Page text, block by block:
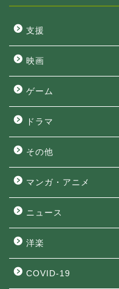
支援
映画
ゲーム
ドラマ
その他
マンガ・アニメ
ニュース
洋楽
COVID-19